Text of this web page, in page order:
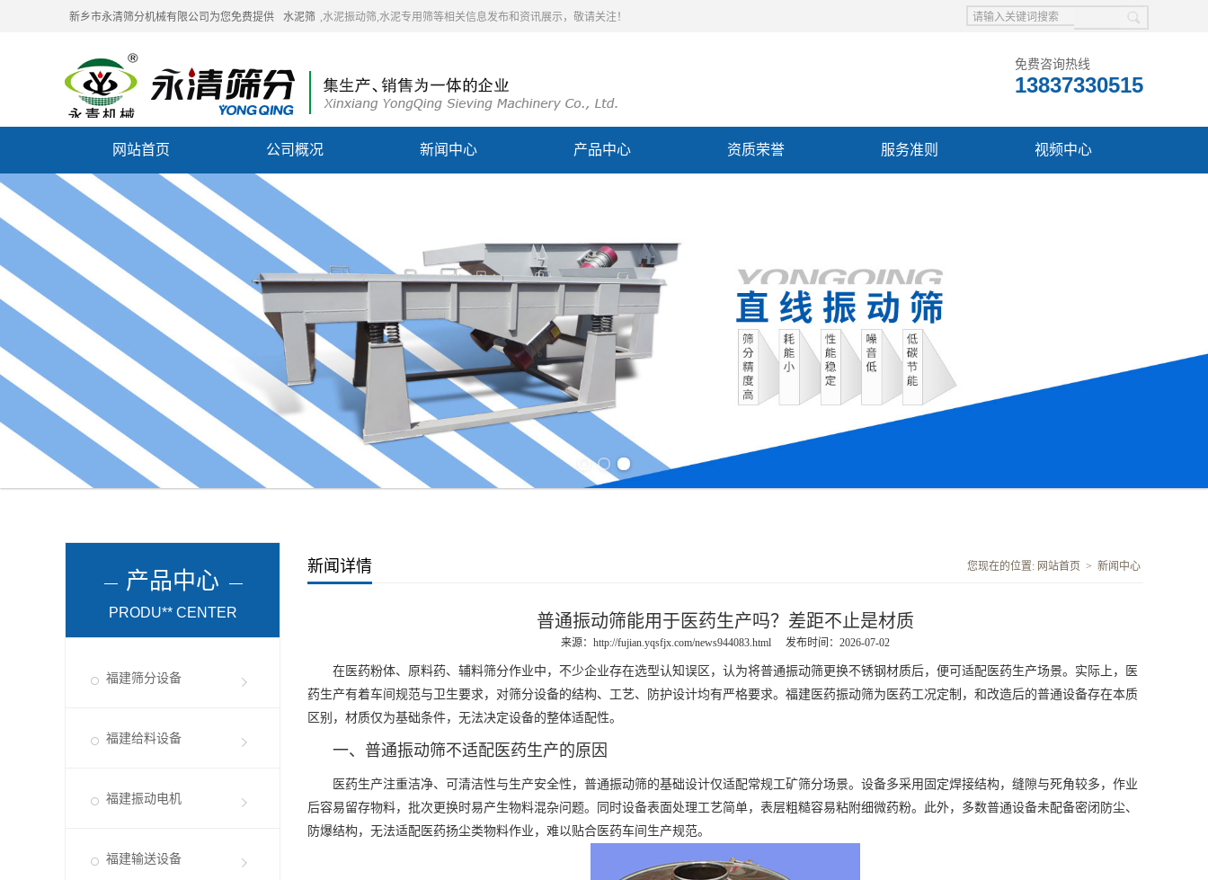
新乡市永清筛分机械有限公司为您免费提供 水泥筛 ,水泥振动筛,水泥专用筛等相关信息发布和资讯展示，敬请关注！
免费咨询热线
13837330515
网站首页 公司概况 新闻中心 产品中心 资质荣誉 服务准则 视频中心
联系我们
产品中心
PRODU** CENTER
福建筛分设备
福建给料设备
福建振动电机
福建输送设备
新闻详情 您现在的位置: 网站首页 > 新闻中心
普通振动筛能用于医药生产吗？差距不止是材质
来源： http://fujian.yqsfjx.com/news944083.html 发布时间：2026-07-02
在医药粉体、原料药、辅料筛分作业中，不少企业存在选型认知误区，认为将普通振动筛更换不锈钢材质后，便可适配医药生产场景。实际上，医
药生产有着车间规范与卫生要求，对筛分设备的结构、工艺、防护设计均有严格要求。 福建医药振动筛为医药工况定制，和改造后的普通设备存在本质
区别，材质仅为基础条件，无法决定设备的整体适配性。
一、普通振动筛不适配医药生产的原因
医药生产注重洁净、可清洁性与生产安全性，普通振动筛的基础设计仅适配常规工矿筛分场景。设备多采用固定焊接结构，缝隙与死角较多，作业
后容易留存物料，批次更换时易产生物料混杂问题。同时设备表面处理工艺简单，表层粗糙容易粘附细微药粉。此外，多数普通设备未配备密闭防尘、
防爆结构，无法适配医药扬尘类物料作业，难以贴合医药车间生产规范。